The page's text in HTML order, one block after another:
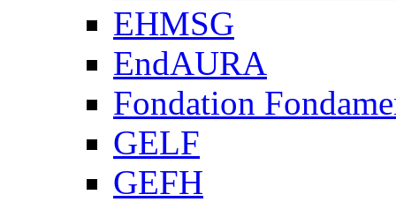
EHMSG
EndAURA
Fondation
GELF
GEFH